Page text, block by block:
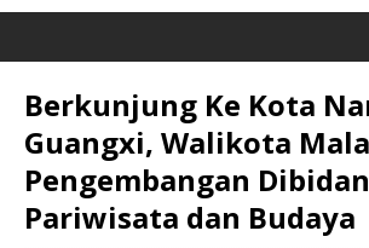
Berkunjung Ke Kota
Guangxi, Walikota
Pengembangan
Pariwisata dan Budaya